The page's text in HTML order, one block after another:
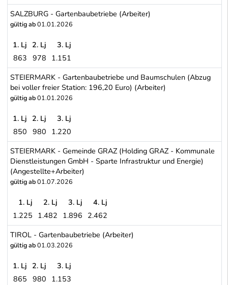
OBERÖSTERREICH - Gartenbaubetriebe (Arbeiter)
SALZBURG - Gartenbaubetriebe (Arbeiter)
gültig ab01.01.2026
SALZBURG - Gartenbaubetriebe (Arbeiter)
1. Lj 2. Lj
3. Lj
863 978 1.151
STEIERMARK - Gartenbaubetriebe und Baumschulen (Abzug
bei voller freier Station: 196,20 Euro) (Arbeiter)
gültig ab01.01.2026
STEIERMARK - Gartenbaubetriebe und Baumschulen (Abzug
1. Lj 2. Lj
3. Lj
850 980 1.220
STEIERMARK - Gemeinde GRAZ (Holding GRAZ - Kommunale
Dienstleistungen GmbH - Sparte Infrastruktur und Energie)
(Angestellte+Arbeiter)
gültig ab01.07.2026
STEIERMARK - Gemeinde GRAZ (Holding GRAZ - Kommunale
1. Lj 2. Lj 3. Lj
4. Lj
1.225 1.482 1.896 2.462
TIROL - Gartenbaubetriebe (Arbeiter)
gültig ab01.03.2026
1. Lj 2. Lj
3. Lj
865 980 1.153